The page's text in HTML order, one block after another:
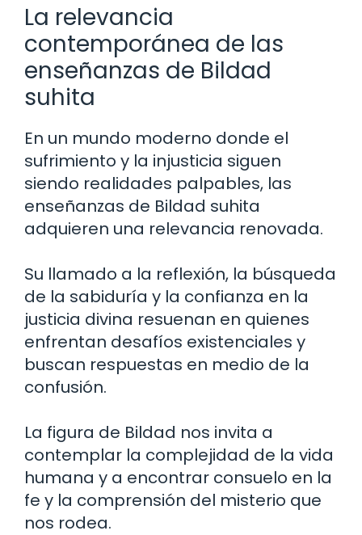
La relevancia
contemporánea de las
enseñanzas de Bildad
suhita
En un mundo moderno donde el
sufrimiento y la injusticia siguen
siendo realidades palpables, las
enseñanzas de Bildad suhita
adquieren una relevancia renovada.
Su llamado a la reflexión, la búsqueda
de la sabiduría y la confianza en la
justicia divina resuenan en quienes
enfrentan desafíos existenciales y
buscan respuestas en medio de la
confusión.
La figura de Bildad nos invita a
contemplar la complejidad de la vida
humana y a encontrar consuelo en la
fe y la comprensión del misterio que
nos rodea.